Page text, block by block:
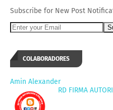
Subscribe for New Post
COLABORADORES
Amin Alexander
RD FIRMA